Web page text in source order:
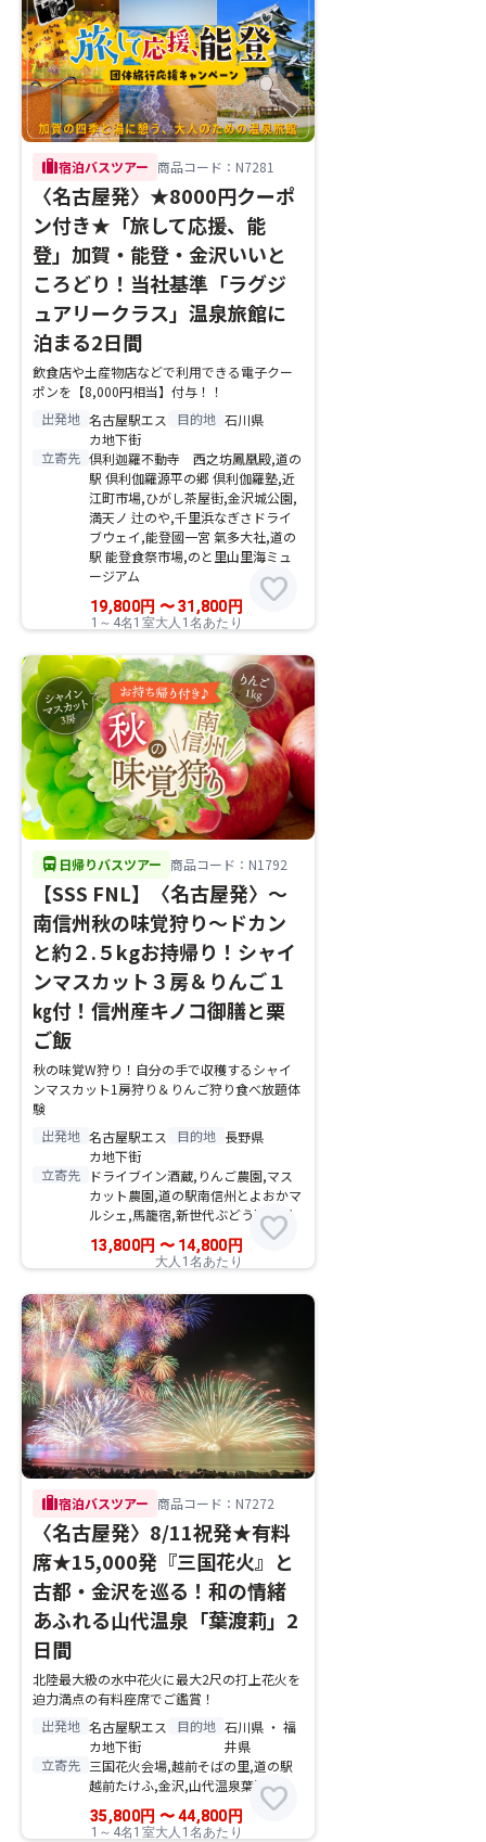
trip宿泊バスツアー 商品コード：N7281
〈名古屋発〉★8000円クーポ
ン付き★「旅して応援、能
登」加賀・能登・金沢いいと
ころどり！当社基準「ラグジ
ュアリークラス」温泉旅館に
泊まる2日間
飲食店や土産物店などで利用できる電子クー
ポンを【8,000円相当】付与！！
出発地 名古屋駅エス
カ地下街
目的地 石川県
立寄先 倶利迦羅不動寺 西之坊鳳凰殿,道の
駅 倶利伽羅源平の郷 倶利伽羅塾,近
江町市場,ひがし茶屋街,金沢城公園,
満天ノ 辻のや,千里浜なぎさドライ
ブウェイ,能登國一宮 氣多大社,道の
駅 能登食祭市場,のと里山里海ミュ
ージアム
19,800円 〜31,800 円
1～4名1室大人1名あたり
favorite
directions_bus 日帰りバスツアー 商品コード：N1792
【SSS FNL】〈名古屋発〉～
南信州秋の味覚狩り～ドカン
と約２.５kgお持帰り！シャイ
ンマスカット３房＆りんご１
㎏付！信州産キノコ御膳と栗
ご飯
秋の味覚W狩り！自分の手で収穫するシャイ
ンマスカット1房狩り＆りんご狩り食べ放題体
験
出発地 名古屋駅エス
カ地下街
目的地 長野県
立寄先
ドライブイン酒蔵,りんご農園,マス
カット農園,道の駅南信州とよおかマ
ルシェ,馬籠宿,新世代ぶどう選果場
13,800円 〜14,800 円
大人1名あたり
favorite
trip宿泊バスツアー 商品コード：N7272
〈名古屋発〉8/11祝発★有料
席★15,000発『三国花火』と
古都・金沢を巡る！和の情緒
あふれる山代温泉「葉渡莉」2
日間
北陸最大級の水中花火に最大2尺の打上花火を
迫力満点の有料座席でご鑑賞！
出発地 名古屋駅エス
カ地下街
目的地 石川県 ・ 福
井県
立寄先 三国花火会場,越前そばの里,道の駅
越前たけふ,金沢,山代温泉葉渡莉
35,800円 〜44,800 円
1～4名1室大人1名あたり
favorite